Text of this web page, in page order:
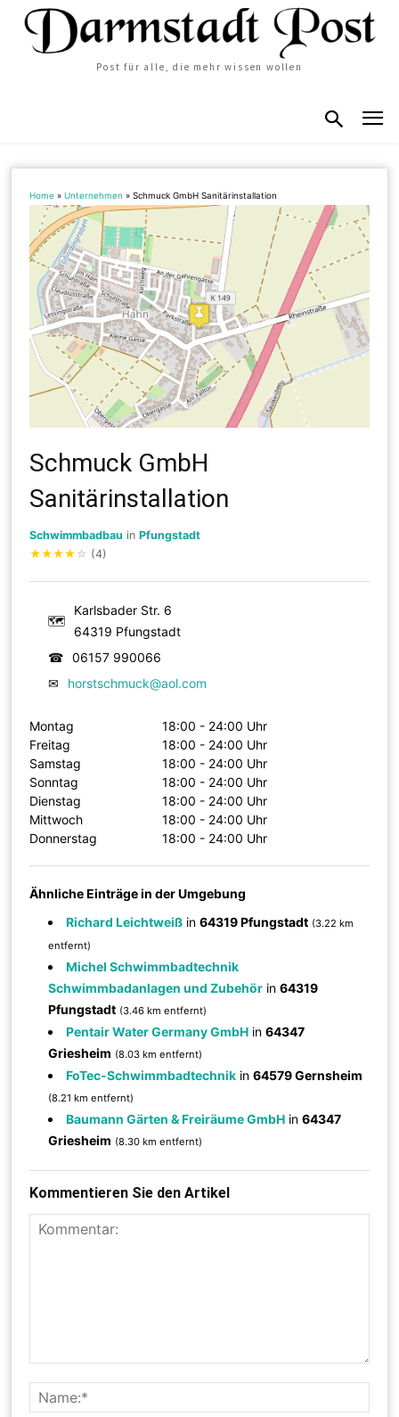
Post für alle, die mehr wissen wollen
Home »Unternehmen »Schmuck GmbH Sanitärinstallation
Schmuck GmbH
Sanitärinstallation
Schwimmbadbau inPfungstadt
★★★★ ☆ (4)
🗺
Karlsbader Str. 6
64319 Pfungstadt
☎
06157 990066
✉
horstschmuck@aol.com
Montag
18:00 - 24:00 Uhr
Freitag
18:00 - 24:00 Uhr
Samstag
18:00 - 24:00 Uhr
Sonntag
18:00 - 24:00 Uhr
Dienstag
18:00 - 24:00 Uhr
Mittwoch
18:00 - 24:00 Uhr
Donnerstag
18:00 - 24:00 Uhr
Ähnliche Einträge in der Umgebung
Richard Leichtweiß in64319 Pfungstadt (3.22 km
entfernt)
Michel Schwimmbadtechnik
Schwimmbadanlagen und Zubehör in64319
Pfungstadt (3.46 km entfernt)
Pentair Water Germany GmbH in64347
Griesheim (8.03 km entfernt)
FoTec-Schwimmbadtechnik in64579 Gernsheim
(8.21 km entfernt)
Baumann Gärten & Freiräume GmbH in64347
Griesheim (8.30 km entfernt)
Kommentieren Sie den Artikel